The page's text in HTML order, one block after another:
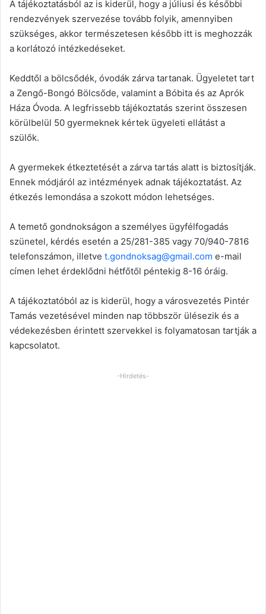
A tájékoztatásból az is kiderül, hogy a júliusi és későbbi
rendezvények szervezése tovább folyik, amennyiben
szükséges, akkor természetesen később itt is meghozzák
a korlátozó intézkedéseket.
Keddtől a bölcsődék, óvodák zárva tartanak. Ügyeletet tart
a Zengő-Bongó Bölcsőde, valamint a Bóbita és az Aprók
Háza Óvoda. A legfrissebb tájékoztatás szerint összesen
körülbelül 50 gyermeknek kértek ügyeleti ellátást a
szülők.
A gyermekek étkeztetését a zárva tartás alatt is biztosítják.
Ennek módjáról az intézmények adnak tájékoztatást. Az
étkezés lemondása a szokott módon lehetséges.
A temető gondnokságon a személyes ügyfélfogadás
szünetel, kérdés esetén a 25/281-385 vagy 70/940-7816
telefonszámon, illetve t.gondnoksag@gmail.com e-mail
címen lehet érdeklődni hétfőtől péntekig 8-16 óráig.
A tájékoztatóból az is kiderül, hogy a városvezetés Pintér
Tamás vezetésével minden nap többször ülésezik és a
védekezésben érintett szervekkel is folyamatosan tartják a
kapcsolatot.
-Hirdetés-